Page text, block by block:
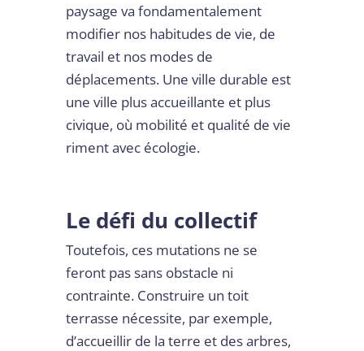
paysage va fondamentalement
modifier nos habitudes de vie, de
travail et nos modes de
déplacements. Une ville durable est
une ville plus accueillante et plus
civique, où mobilité et qualité de vie
riment avec écologie.
Le défi du collectif
Toutefois, ces mutations ne se
feront pas sans obstacle ni
contrainte. Construire un toit
terrasse nécessite, par exemple,
d’accueillir de la terre et des arbres,